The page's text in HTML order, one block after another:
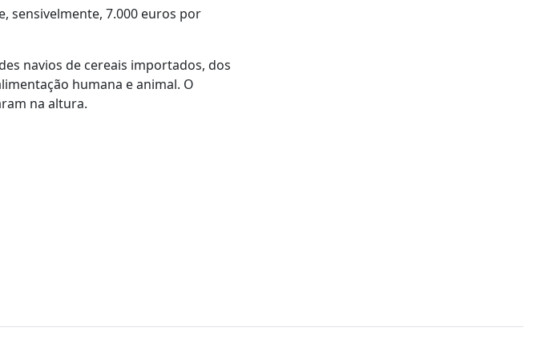
sensivelmente, 7.000 euros por
navios de cereais importados, dos
humana e animal. O
na altura.